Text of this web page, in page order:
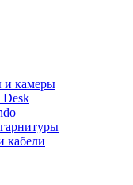
и камеры
Desk
кабели